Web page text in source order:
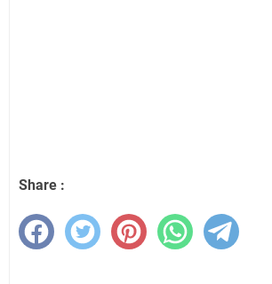
Share :